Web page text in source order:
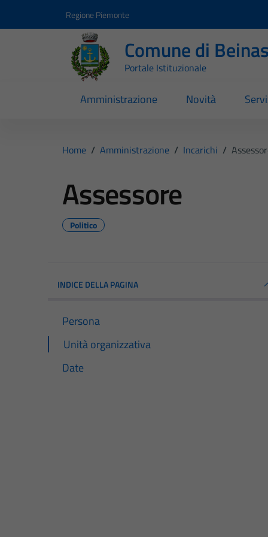
Regione Piemonte
Comune di
Portale Istituzionale
Amministrazione Novità
Home / Amministrazione / Incarichi /
Assessore
Politico
INDICE DELLA PAGINA
Persona
Unità organizzativa
Date